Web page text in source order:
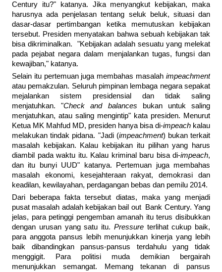
Century itu?" katanya. Jika menyangkut kebijakan, maka
harusnya ada penjelasan tentang seluk beluk, situasi dan
dasar-dasar pertimbangan ketika memutuskan kebijakan
tersebut. Presiden menyatakan bahwa sebuah kebijakan tak
bisa dikriminalkan. "Kebijakan adalah sesuatu yang melekat
pada pejabat negara dalam menjalankan tugas, fungsi dan
kewajiban," katanya.
Selain itu pertemuan juga membahas masalah impeachment
atau pemakzulan. Seluruh pimpinan lembaga negara sepakat
mejalankan sistem presidensial dan tidak saling
menjatuhkan. "Check and balances bukan untuk saling
menjatuhkan, atau saling mengintip" kata presiden. Menurut
Ketua MK Mahfud MD, presiden hanya bisa di-impeach kalau
melakukan tindak pidana. "Jadi (impeachment) bukan terkait
masalah kebijakan. Kalau kebijakan itu pilihan yang harus
diambil pada waktu itu. Kalau kriminal baru bisa di-impeach,
dan itu bunyi UUD" katanya. Pertemuan juga membahas
masalah ekonomi, kesejahteraan rakyat, demokrasi dan
keadilan, kewilayahan, perdagangan bebas dan pemilu 2014.
Dari beberapa fakta tersebut diatas, maka yang menjadi
pusat masalah adalah kebijakan bail out Bank Century. Yang
jelas, para petinggi pengemban amanah itu terus disibukkan
dengan urusan yang satu itu. Pressureterlihat cukup baik,
para anggota pansus lebih menunjukkan kinerja yang lebih
baik dibandingkan pansus-pansus terdahulu yang tidak
menggigit. Para politisi muda demikian bergairah
menunjukkan semangat. Memang tekanan di pansus